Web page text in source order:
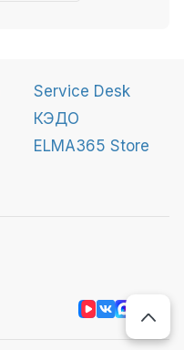
Service Desk
КЭДО
ELMA365 Store